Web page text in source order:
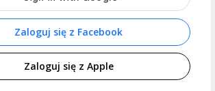
Zaloguj się z Facebook
Zaloguj się z Apple